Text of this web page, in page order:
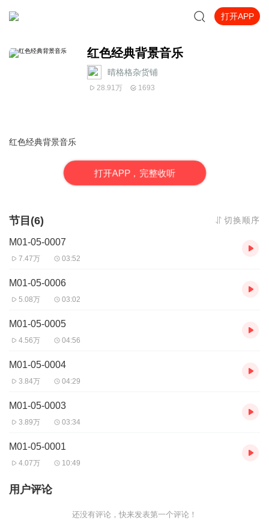
打开APP
红色经典背景音乐
晴格格杂货铺
28.91万 1693
红色经典背景音乐
打开APP，完整收听
节目(6) 切换顺序
M01-05-0007
7.47万 03:52
M01-05-0006
5.08万 03:02
M01-05-0005
4.56万 04:56
M01-05-0004
3.84万 04:29
M01-05-0003
3.89万 03:34
M01-05-0001
4.07万 10:49
用户评论
还没有评论，快来发表第一个评论！